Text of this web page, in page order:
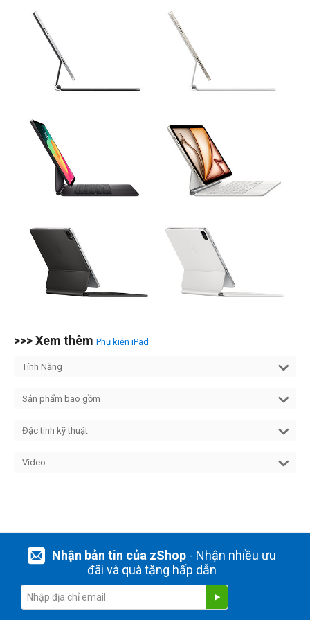
>>> Xem thêm Phụ kiện iPad
Tính Năng
Sản phẩm bao gồm
Đặc tính kỹ thuật
Video
Nhận bản tin của zShop- Nhận nhiều ưu
đãi và quà tặng hấp dẫn